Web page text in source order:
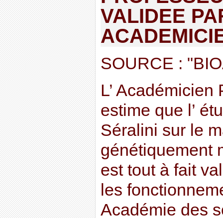
VALIDEE
SOURCE :
L’
estime que l’
Séralini sur le
génétiquement
est tout à fait
les
Académie des